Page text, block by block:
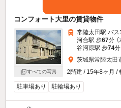
コンフォート大里の賃貸物件
すべての写真
常陸太田駅 バス
河合駅 歩67分 （
谷河原駅 歩74分
茨城県常陸太田
2階建 / 15年8ヶ月 /
駐車場あり 駐輪場あり